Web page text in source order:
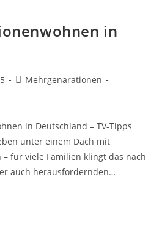
in
Mehrgenarationen
in Deutschland – TV-Tipps
unter einem Dach mit
für viele Familien klingt das nach
auch herausfordernden…